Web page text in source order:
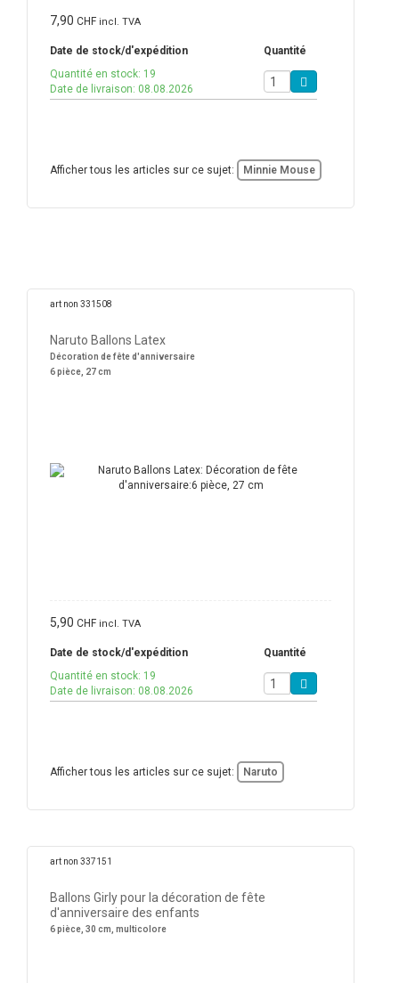
7,90 CHF incl. TVA
Date de stock/d'expédition
Quantité
Quantité en stock: 19
Date de livraison: 08.08.2026
Afficher tous les articles sur ce sujet: Minnie Mouse
art non 331508
Naruto Ballons Latex
Décoration de fête d'anniversaire
6 pièce, 27 cm
5,90 CHF incl. TVA
Date de stock/d'expédition
Quantité
Quantité en stock: 19
Date de livraison: 08.08.2026
Afficher tous les articles sur ce sujet: Naruto
art non 337151
Ballons Girly pour la décoration de fête
d'anniversaire des enfants
6 pièce, 30 cm, multicolore